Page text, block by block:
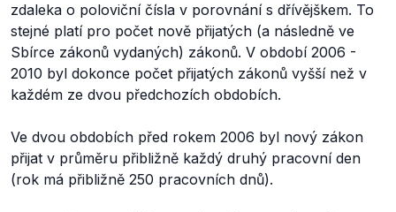
zdaleka o poloviční čísla v porovnání s dřívějškem. To
stejné platí pro počet nově přijatých (a následně ve
Sbírce zákonů vydaných) zákonů. V období 2006 -
2010 byl dokonce počet přijatých zákonů vyšší než v
každém ze dvou předchozích obdobích.
Ve dvou obdobích před rokem 2006 byl nový zákon
přijat v průměru přibližně každý druhý pracovní den
(rok má přibližně 250 pracovních dnů).